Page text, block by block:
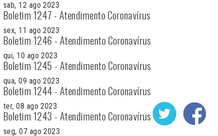
sab, 12 ago 2023
Boletim 1247 - Atendimento Coronavírus
sex, 11 ago 2023
Boletim 1246 - Atendimento Coronavírus
qui, 10 ago 2023
Boletim 1245 - Atendimento Coronavírus
qua, 09 ago 2023
Boletim 1244 - Atendimento Coronavírus
ter, 08 ago 2023
Boletim 1243 - Atendimento Coronavírus
seg, 07 ago 2023